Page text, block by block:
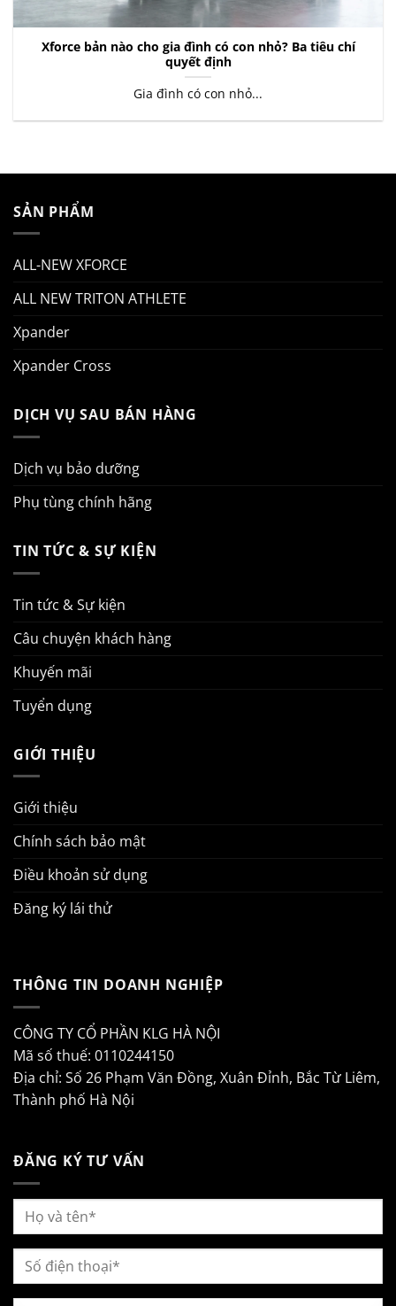
Xforce bản nào cho gia đình có con nhỏ? Ba tiêu chí
quyết định
Gia đình có con nhỏ...
SẢN PHẨM
ALL-NEW XFORCE
ALL NEW TRITON ATHLETE
Xpander
Xpander Cross
DỊCH VỤ SAU BÁN HÀNG
Dịch vụ bảo dưỡng
Phụ tùng chính hãng
TIN TỨC & SỰ KIỆN
Tin tức & Sự kiện
Câu chuyện khách hàng
Khuyến mãi
Tuyển dụng
GIỚI THIỆU
Giới thiệu
Chính sách bảo mật
Điều khoản sử dụng
Đăng ký lái thử
THÔNG TIN DOANH NGHIỆP
CÔNG TY CỔ PHẦN KLG HÀ NỘI
Mã số thuế: 0110244150
Địa chỉ: Số 26 Phạm Văn Đồng, Xuân Đỉnh, Bắc Từ Liêm,
Thành phố Hà Nội
ĐĂNG KÝ TƯ VẤN